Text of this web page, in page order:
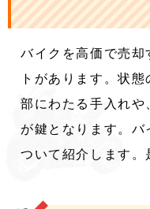
バイクを高価で売却
トがあります。状
部にわたる手入れや
が鍵となります。
ついて紹介します。